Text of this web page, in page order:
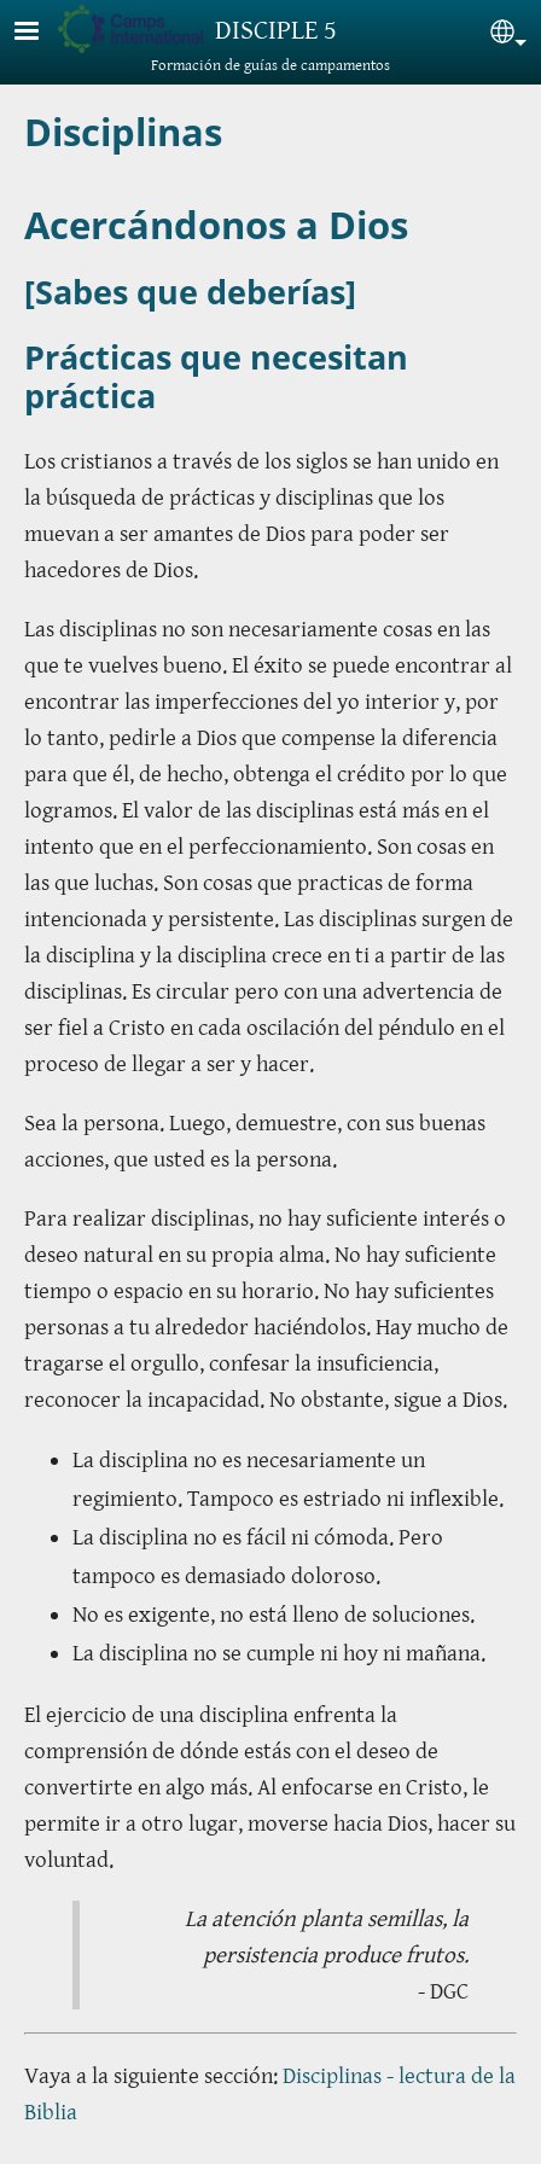
Pasar al contenido principalDISCIPLE 5
Formación de guías de campamentos
Disciplinas
Acercándonos a Dios
[Sabes que deberías]
Prácticas que necesitan
práctica
Los cristianos a través de los siglos se han unido en
la búsqueda de prácticas y disciplinas que los
muevan a ser amantes de Dios para poder ser
hacedores de Dios.
Las disciplinas no son necesariamente cosas en las
que te vuelves bueno. El éxito se puede encontrar al
encontrar las imperfecciones del yo interior y, por
lo tanto, pedirle a Dios que compense la diferencia
para que él, de hecho, obtenga el crédito por lo que
logramos. El valor de las disciplinas está más en el
intento que en el perfeccionamiento. Son cosas en
las que luchas. Son cosas que practicas de forma
intencionada y persistente. Las disciplinas surgen de
la disciplina y la disciplina crece en ti a partir de las
disciplinas. Es circular pero con una advertencia de
ser fiel a Cristo en cada oscilación del péndulo en el
proceso de llegar a ser y hacer.
Sea la persona. Luego, demuestre, con sus buenas
acciones, que usted es la persona.
Para realizar disciplinas, no hay suficiente interés o
deseo natural en su propia alma. No hay suficiente
tiempo o espacio en su horario. No hay suficientes
personas a tu alrededor haciéndolos. Hay mucho de
tragarse el orgullo, confesar la insuficiencia,
reconocer la incapacidad. No obstante, sigue a Dios.
La disciplina no es necesariamente un
regimiento. Tampoco es estriado ni inflexible.
La disciplina no es fácil ni cómoda. Pero
tampoco es demasiado doloroso.
No es exigente, no está lleno de soluciones.
La disciplina no se cumple ni hoy ni mañana.
El ejercicio de una disciplina enfrenta la
comprensión de dónde estás con el deseo de
convertirte en algo más. Al enfocarse en Cristo, le
permite ir a otro lugar, moverse hacia Dios, hacer su
voluntad.
La atención planta semillas, la
persistencia produce frutos.
- DGC
Vaya a la siguiente sección:Disciplinas - lectura de la
Biblia